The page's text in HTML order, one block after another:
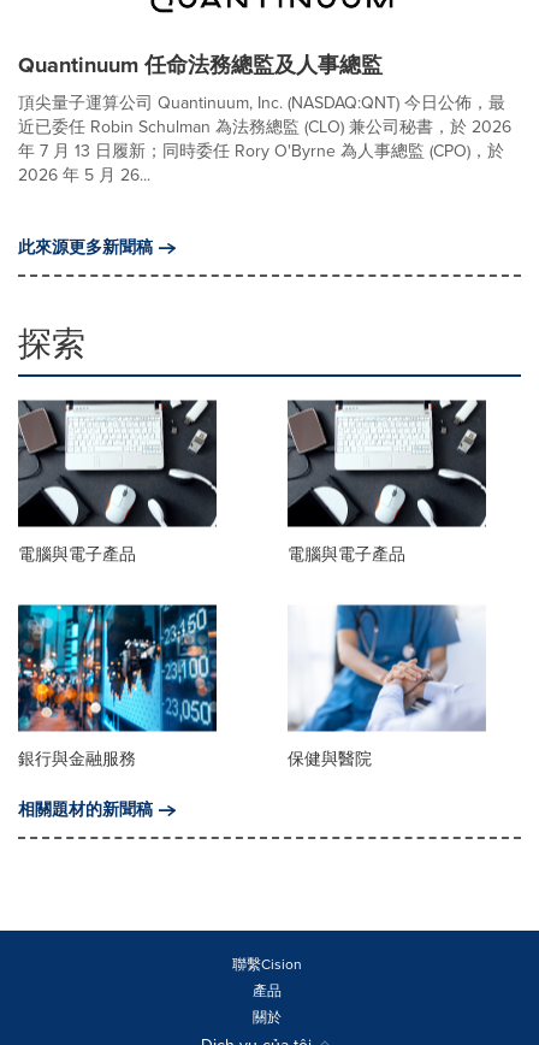
Quantinuum 任命法務總監及人事總監
頂尖量子運算公司 Quantinuum, Inc. (NASDAQ:QNT) 今日公佈，最
近已委任 Robin Schulman 為法務總監 (CLO) 兼公司秘書，於 2026
年 7 月 13 日履新；同時委任 Rory O'Byrne 為人事總監 (CPO)，於
2026 年 5 月 26...
此來源更多新聞稿
探索
電腦與電子產品 電腦與電子產品
銀行與金融服務
保健與醫院
相關題材的新聞稿
聯繫Cision
產品
關於